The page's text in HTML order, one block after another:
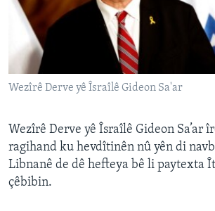
ÇAND Û HUNER
SERNIVÎS
SORANÎ
FOLLOW US
Wezîrê Derve yê Îsraîlê Gideon Sa'ar
Wezîrê Derve yê Îsraîlê Gideon Sa’ar
ragihand ku hevdîtinên nû yên di
Libnanê de dê hefteya bê li paytexta
çêbibin.